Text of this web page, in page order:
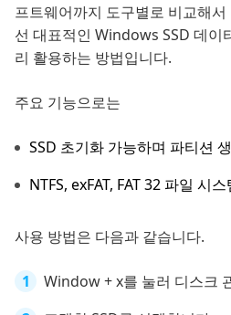
프트웨어까지 도구별로 비교해
선 대표적인 Windows SSD 데이
리 활용하는 방법입니다.
주요 기능으로는
SSD 초기화 가능하며 파티션
NTFS, exFAT, FAT 32 파일 시
사용 방법은 다음과 같습니다.
Window + x를 눌러 디스크